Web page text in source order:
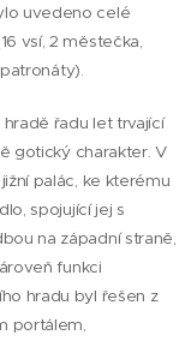
uvedeno celé
vsí, 2 městečka,
řadu let trvající
gotický charakter. V
palác, ke kterému
spojující jej s
na západní straně,
funkci
hradu byl řešen z
portálem,